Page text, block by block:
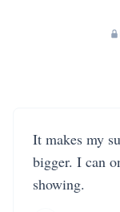
It makes my
bigger. I can
showing.